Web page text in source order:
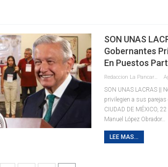
SON UNAS
Gobernantes
En Puestos
SON UNAS LACRAS ||
privilegien a sus
CIUDAD DE MÉXICO,
Manuel López Obrador…
LEE MAS...